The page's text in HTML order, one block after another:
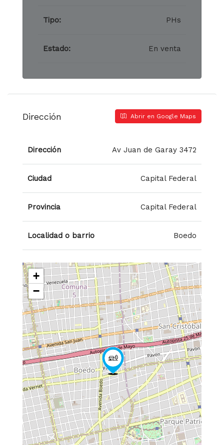
Tipo: PHs
Estado: En venta
Dirección Abrir en Google Maps
Dirección Av Juan de Garay 3472
Ciudad Capital Federal
Provincia Capital Federal
Localidad o barrio Boedo
+
−